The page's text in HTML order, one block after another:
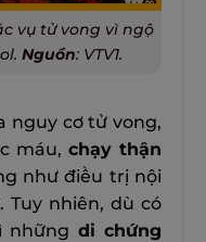
vụ tử vong vì ngộ
Nguồn: VTV1.
nguy cơ tử vong,
máu, chạy thận
như điều trị nội
Tuy nhiên, dù có
những di chứng